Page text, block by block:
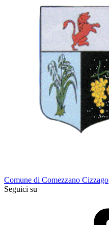
Comune di Comezzano Cizzago
Seguici su